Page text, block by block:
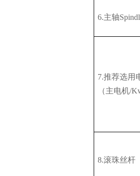
6.主轴
7.推荐选用
（主电机/
8.滚珠丝杆